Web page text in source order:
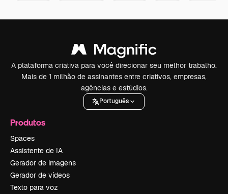
A plataforma criativa para você direcionar seu melhor trabalho.
Mais de 1 milhão de assinantes entre criativos, empresas,
agências e estúdios.
Português
Produtos
Spaces
Assistente de IA
Gerador de imagens
Gerador de vídeos
Texto para voz